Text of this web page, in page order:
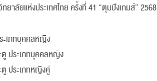
ลัยแห่งประเทศไทย ครั้งที่ 41 “ตุมปังเกมส์” 2568
ะเภทบุคคลหญิง
ประเภทบุคคลหญิง
ประเภทหญิงคู่